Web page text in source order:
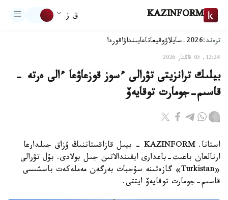
KAZINFORM ق ز
ترەند:2026-سايلاۋ وقيعاتاعايىنداۋاقوردا
12:24, 05 قاڭتار 2026
بيلىك ترانزيتى تۋرالى ءسوز قوزعاۋعا ءالى ەرتە -
قاسىم-جومارت توقايەۆ
استانا. KAZINFORM - بيىل قازاقستاننىڭ ۇزاق جىلدارعا
ارنالعان باعىت-باعدارى ايقىندالاتىن جىل بولادى. بۇل تۋرالى
«Turkistan» گازەتىنە سۇحبات بەرگەن مەملەكەت باسشىسى
قاسىم-جومارت توقايەۆ ايتتى.